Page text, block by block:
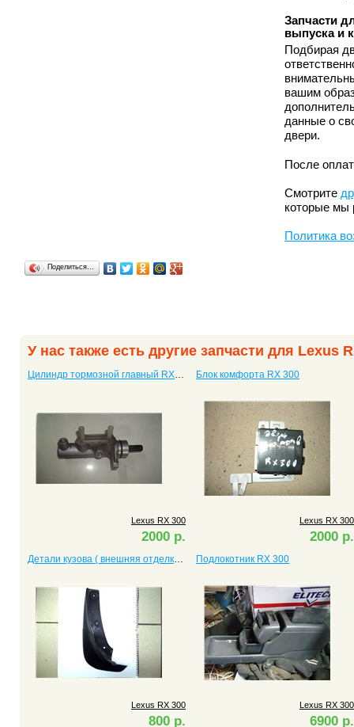
Запчасти
выпуска и
Подбирая
вашим
данные о
двери.
После
Смотрите
которые мы
Политика
Поделиться…
У нас также есть другие запчасти для Lexus
Цилиндр тормозной главный RX 300
Lexus RX 300
2000 р.
Блок комфорта RX 300
Lexus RX 300
2000 р.
Детали кузова ( внешняя отделка) RX 300
Lexus RX 300
800 р.
Подлокотник RX 300
Lexus RX 300
6900 р.